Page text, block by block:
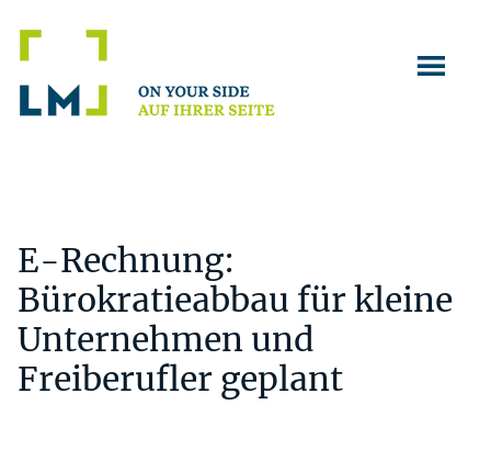
Inhalt
Seitenspalte
Fußzeile
E-Rechnung:
Bürokratieabbau für kleine
Unternehmen und
Freiberufler geplant